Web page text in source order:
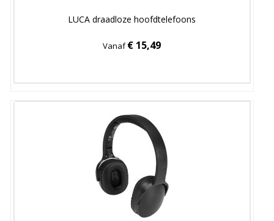
LUCA draadloze hoofdtelefoons
Vanaf€ 15,49